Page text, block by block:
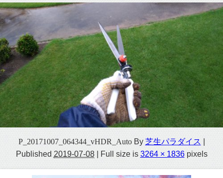
P_20171007_064344_vHDR_Auto By 芝生パラダイス
Published 2019-07-08 |Full size is3264 × 1836pixels